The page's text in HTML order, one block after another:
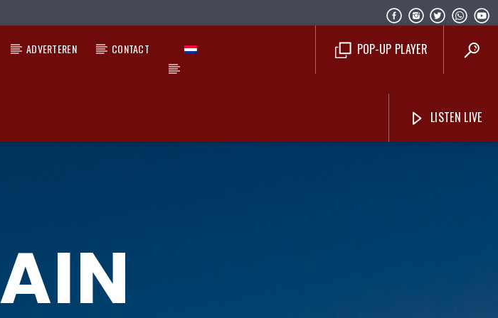
ADVERTEREN CONTACT POP-UP PLAYER
LISTEN LIVE